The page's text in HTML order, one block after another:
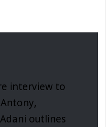
interview to
outlines